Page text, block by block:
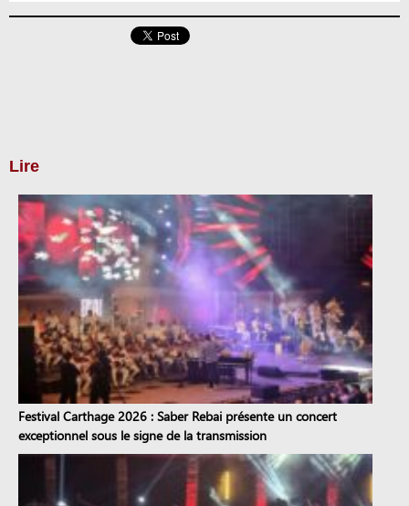
Lire
Festival Carthage 2026 : Saber Rebai présente un concert
exceptionnel sous le signe de la transmission